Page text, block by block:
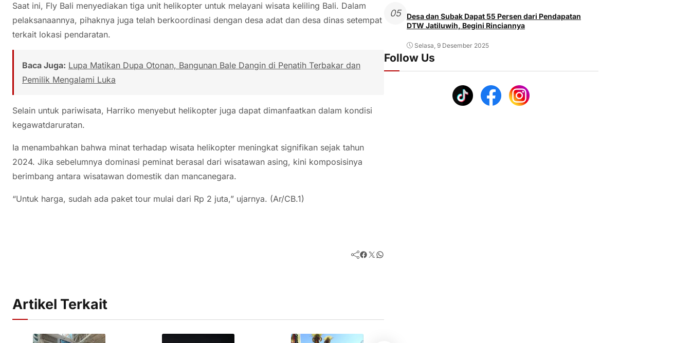
Saat ini, Fly Bali menyediakan tiga unit helikopter untuk melayani wisata keliling Bali. Dalam
pelaksanaannya, pihaknya juga telah berkoordinasi dengan desa adat dan desa dinas setempat
terkait lokasi pendaratan.
Baca Juga: Lupa Matikan Dupa Otonan, Bangunan Bale Dangin di Penatih Terbakar dan
Pemilik Mengalami Luka
Selain untuk pariwisata, Harriko menyebut helikopter juga dapat dimanfaatkan dalam kondisi
kegawatdaruratan.
Ia menambahkan bahwa minat terhadap wisata helikopter meningkat signifikan sejak tahun
2024. Jika sebelumnya dominasi peminat berasal dari wisatawan asing, kini komposisinya
berimbang antara wisatawan domestik dan mancanegara.
“Untuk harga, sudah ada paket tour mulai dari Rp 2 juta,” ujarnya. (Ar/CB.1)
Facebook Twitter WhatsApp
Artikel Terkait
05
Desa dan Subak Dapat 55 Persen dari Pendapatan
DTW Jatiluwih, Begini Rinciannya
Selasa, 9 Desember 2025
Follow Us